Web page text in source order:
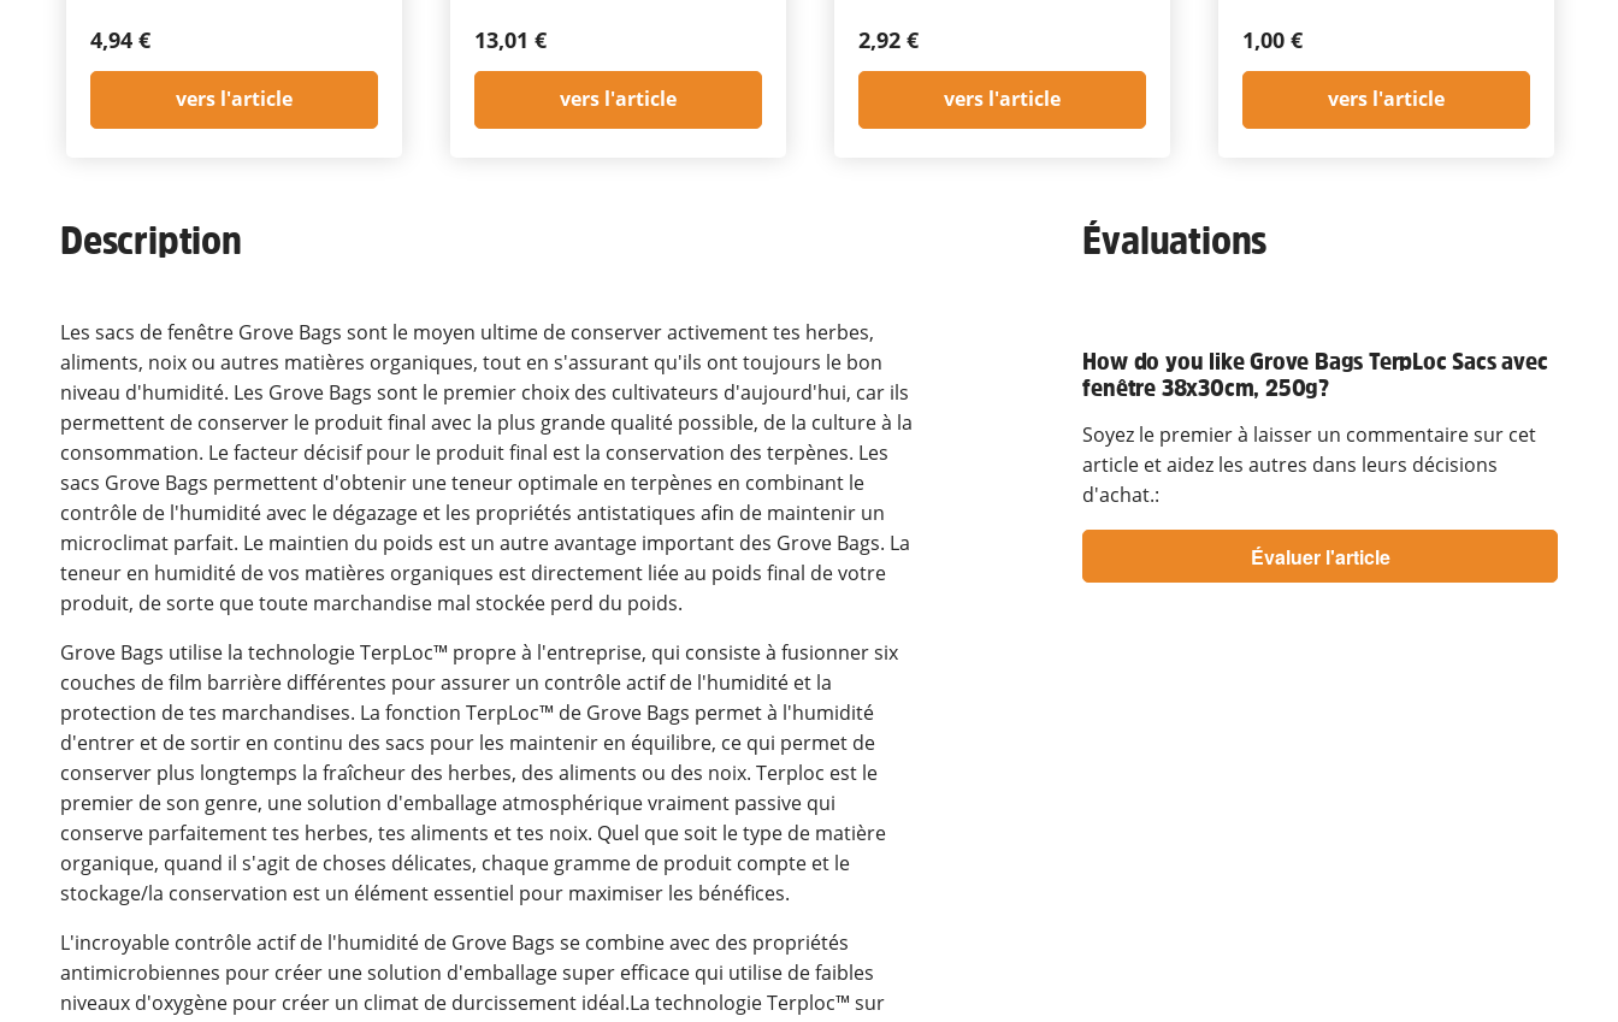
4,94 €
vers l'article
13,01 €
vers l'article
2,92 €
vers l'article
1,00 €
vers l'article
Description
Les sacs de fenêtre Grove Bags sont le moyen ultime de conserver activement tes herbes,
aliments, noix ou autres matières organiques, tout en s'assurant qu'ils ont toujours le bon
niveau d'humidité. Les Grove Bags sont le premier choix des cultivateurs d'aujourd'hui, car ils
permettent de conserver le produit final avec la plus grande qualité possible, de la culture à la
consommation. Le facteur décisif pour le produit final est la conservation des terpènes. Les
sacs Grove Bags permettent d'obtenir une teneur optimale en terpènes en combinant le
contrôle de l'humidité avec le dégazage et les propriétés antistatiques afin de maintenir un
microclimat parfait. Le maintien du poids est un autre avantage important des Grove Bags. La
teneur en humidité de vos matières organiques est directement liée au poids final de votre
produit, de sorte que toute marchandise mal stockée perd du poids.
Grove Bags utilise la technologie TerpLoc™ propre à l'entreprise, qui consiste à fusionner six
couches de film barrière différentes pour assurer un contrôle actif de l'humidité et la
protection de tes marchandises. La fonction TerpLoc™ de Grove Bags permet à l'humidité
d'entrer et de sortir en continu des sacs pour les maintenir en équilibre, ce qui permet de
conserver plus longtemps la fraîcheur des herbes, des aliments ou des noix. Terploc est le
premier de son genre, une solution d'emballage atmosphérique vraiment passive qui
conserve parfaitement tes herbes, tes aliments et tes noix. Quel que soit le type de matière
organique, quand il s'agit de choses délicates, chaque gramme de produit compte et le
stockage/la conservation est un élément essentiel pour maximiser les bénéfices.
L'incroyable contrôle actif de l'humidité de Grove Bags se combine avec des propriétés
antimicrobiennes pour créer une solution d'emballage super efficace qui utilise de faibles
niveaux d'oxygène pour créer un climat de durcissement idéal.La technologie Terploc™ sur
Évaluations
How do you like Grove Bags TerpLoc Sacs avec
fenêtre 38x30cm, 250g?
Soyez le premier à laisser un commentaire sur cet
article et aidez les autres dans leurs décisions
d'achat.: